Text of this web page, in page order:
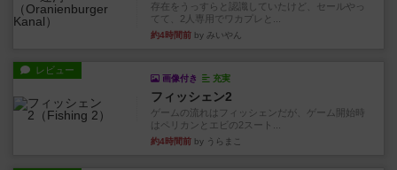
存在をうっすらと認識していたけど、セールやっ
てて、2人専用でワカプレと...
約4時間前 by みいやん
レビュー
画像付き 充実
フィッシェン2
ゲームの流れはフィッシェンだが、ゲーム開始時
はペリカンとエビの2スート...
約4時間前 by うらまこ